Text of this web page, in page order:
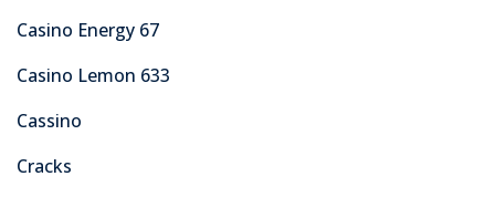
Casino Energy 67
Casino Lemon 633
Cassino
Cracks